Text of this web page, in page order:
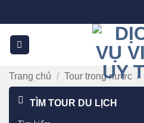
qua
nội
dung
Trang chủ / Tour trong nước /
TÌM TOUR DU LỊCH